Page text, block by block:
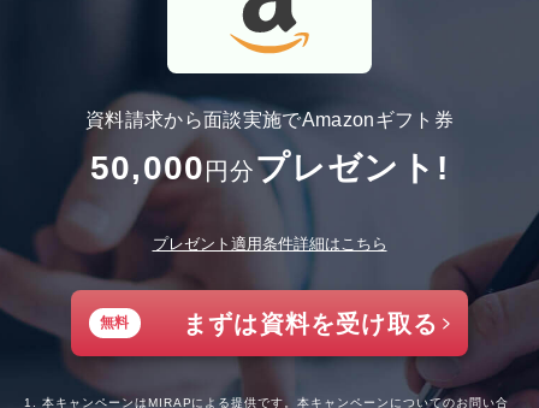
資料請求から面談実施でAmazonギフト券
50,000 円分プレゼント!
プレゼント適用条件詳細はこちら
無料 まずは資料を受け取る
本キャンペーンはMIRAPによる提供です。本キャンペーンについてのお問い合